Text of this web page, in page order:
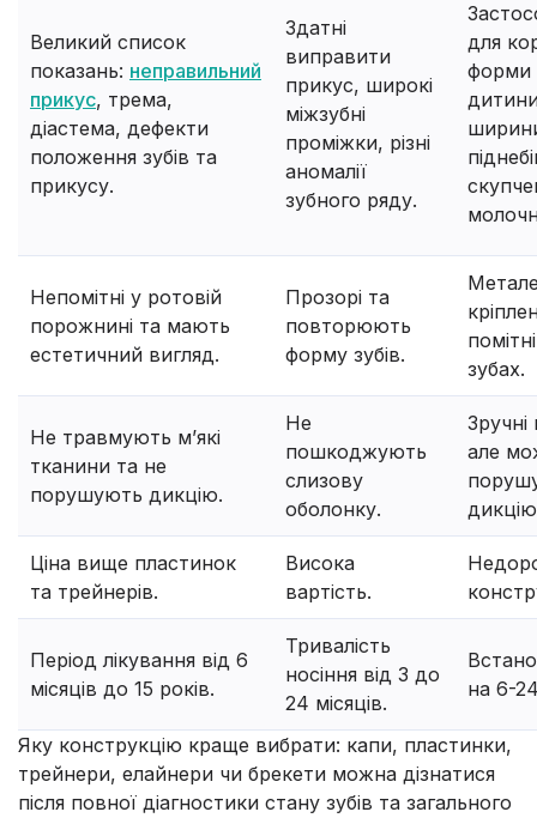
Великий список
показань: неправильний
прикус, трема,
діастема, дефекти
положення зубів та
прикусу.
Здатні
виправити
прикус, широкі
міжзубні
проміжки, різні
аномалії
зубного ряду.
для
форми
Непомітні у ротовій
порожнині та мають
естетичний вигляд.
Прозорі та
повторюють
форму зубів.
зубах.
Не травмують м’які
тканини та не
порушують дикцію.
Не
пошкоджують
слизову
оболонку.
Зручні
але
Ціна вище пластинок
та трейнерів.
Висока
вартість.
Період лікування від 6
місяців до 15 років.
Тривалість
носіння від 3 до
24 місяців.
на 6-
Яку конструкцію краще вибрати: капи, пластинки,
трейнери, елайнери чи брекети можна дізнатися
після повної діагностики стану зубів та загального